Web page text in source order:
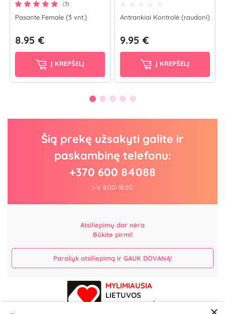
(3)
Pasante Female (3 vnt.)
8.95 €
Į KREPŠELĮ
Antrankiai Kontrolė (raudoni)
9.95 €
Į KREPŠELĮ
Šią prekę užsakyti galite ir
paskambinę telefonu:
+370 600 84088
I-V 8:00-18:00
Atsiliepimų dar nėra
Būkite pirmi!
Parašyk atsiliepimą ir GAUK DOVANĄ!
MYLIMIAUSIA
LIETUVOS
ELEKTRONINĖ